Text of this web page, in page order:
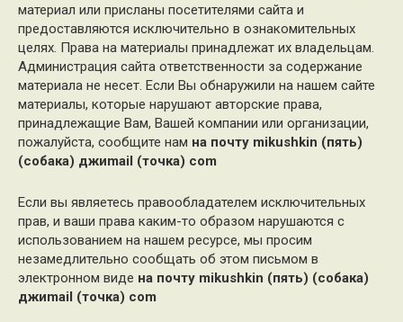
материал или присланы посетителями сайта и
предоставляются исключительно в ознакомительных
целях. Права на материалы принадлежат их владельцам.
Администрация сайта ответственности за содержание
материала не несет. Если Вы обнаружили на нашем сайте
материалы, которые нарушают авторские права,
принадлежащие Вам, Вашей компании или организации,
пожалуйста, сообщите нам на почту mikushkin (пять)
(собака) джиmail (точка) com
Если вы являетесь правообладателем исключительных
прав, и ваши права каким-то образом нарушаются с
использованием на нашем ресурсе, мы просим
незамедлительно сообщать об этом письмом в
электронном виде на почту mikushkin (пять) (собака)
джиmail (точка) com